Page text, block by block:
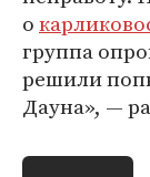
о
группа
решили
Дауна», —